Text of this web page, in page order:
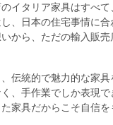
イタリア家具はすべ
、日本の住宅事情に
から、ただの輸入販
伝統的で魅力的な家
、手作業でしか表現
家具だからこそ自信